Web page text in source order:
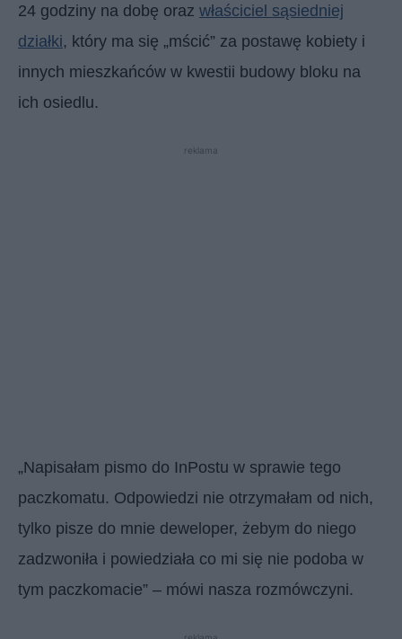
24 godziny na dobę oraz właściciel sąsiedniej
działki, który ma się „mścić” za postawę kobiety i
innych mieszkańców w kwestii budowy bloku na
ich osiedlu.
reklama
„Napisałam pismo do InPostu w sprawie tego
paczkomatu. Odpowiedzi nie otrzymałam od nich,
tylko pisze do mnie deweloper, żebym do niego
zadzwoniła i powiedziała co mi się nie podoba w
tym paczkomacie” – mówi nasza rozmówczyni.